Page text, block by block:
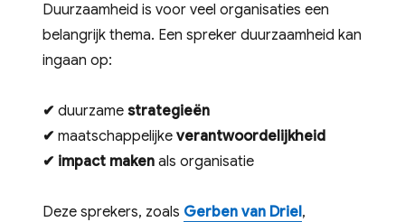
Duurzaamheid is voor veel organisaties een
belangrijk thema. Een spreker duurzaamheid kan
ingaan op:
✔ duurzamestrategieën
✔ maatschappelijkeverantwoordelijkheid
✔ impact maken als organisatie
Deze sprekers, zoals Gerben van Driel,